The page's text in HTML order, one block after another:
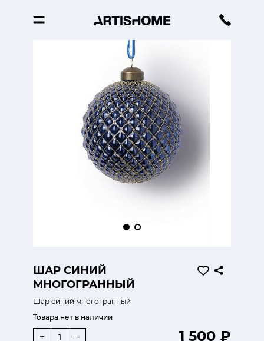
ШАР СИНИЙ
МНОГОГРАННЫЙ
Шар синий многогранный
Товара нет в наличии
1 500 ₽
+ –